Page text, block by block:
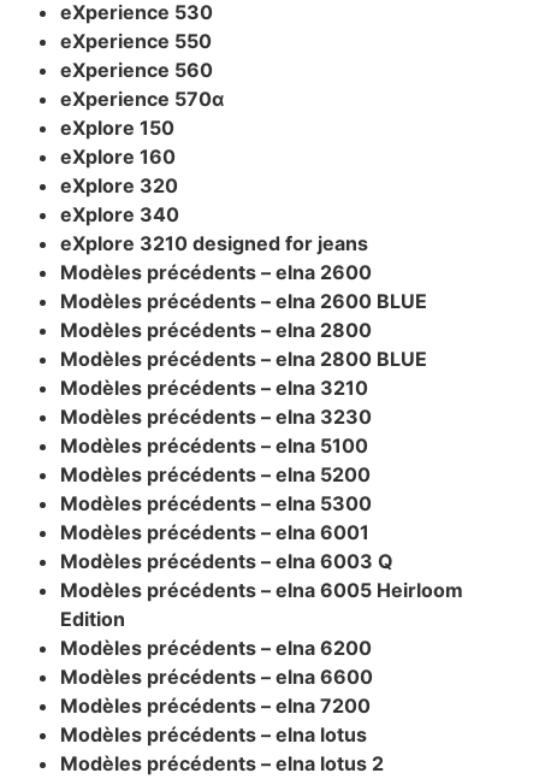
eXperience 530
eXperience 550
eXperience 560
eXperience 570α
eXplore 150
eXplore 160
eXplore 320
eXplore 340
eXplore 3210 designed for jeans
Modèles précédents – elna 2600
Modèles précédents – elna 2600 BLUE
Modèles précédents – elna 2800
Modèles précédents – elna 2800 BLUE
Modèles précédents – elna 3210
Modèles précédents – elna 3230
Modèles précédents – elna 5100
Modèles précédents – elna 5200
Modèles précédents – elna 5300
Modèles précédents – elna 6001
Modèles précédents – elna 6003 Q
Modèles précédents – elna 6005 Heirloom
Edition
Modèles précédents – elna 6200
Modèles précédents – elna 6600
Modèles précédents – elna 7200
Modèles précédents – elna lotus
Modèles précédents – elna lotus 2